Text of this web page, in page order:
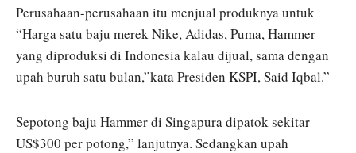
Perusahaan-perusahaan itu menjual produknya untuk
“Harga satu baju merek Nike, Adidas, Puma, Hammer
yang diproduksi di Indonesia kalau dijual, sama dengan
upah buruh satu bulan,”kata Presiden KSPI, Said Iqbal.”
Sepotong baju Hammer di Singapura dipatok sekitar
US$300 per potong,” lanjutnya. Sedangkan upah